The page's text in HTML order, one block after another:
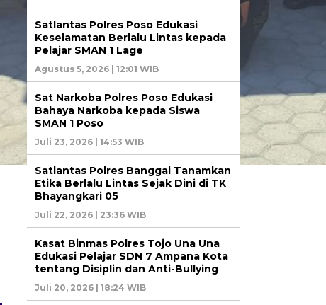
Satlantas Polres Poso Edukasi
Keselamatan Berlalu Lintas kepada
Pelajar SMAN 1 Lage
Agustus 5, 2026 | 12:01 WIB
Sat Narkoba Polres Poso Edukasi
Bahaya Narkoba kepada Siswa
SMAN 1 Poso
Juli 23, 2026 | 14:53 WIB
Satlantas Polres Banggai Tanamkan
Etika Berlalu Lintas Sejak Dini di TK
Bhayangkari 05
Juli 22, 2026 | 23:36 WIB
Kasat Binmas Polres Tojo Una Una
Edukasi Pelajar SDN 7 Ampana Kota
tentang Disiplin dan Anti-Bullying
Juli 20, 2026 | 18:24 WIB